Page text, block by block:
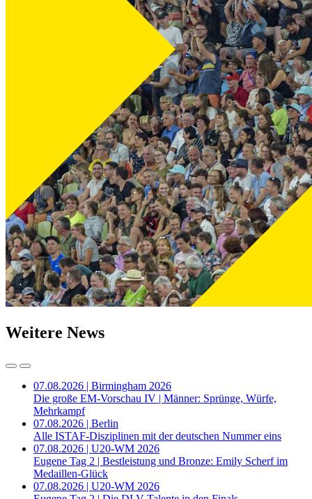
Weitere News
07.08.2026 | Birmingham 2026
Die große EM-Vorschau IV | Männer: Sprünge, Würfe,
Mehrkampf
07.08.2026 | Berlin
Alle ISTAF-Disziplinen mit der deutschen Nummer eins
07.08.2026 | U20-WM 2026
Eugene Tag 2 | Bestleistung und Bronze: Emily Scherf im
Medaillen-Glück
07.08.2026 | U20-WM 2026